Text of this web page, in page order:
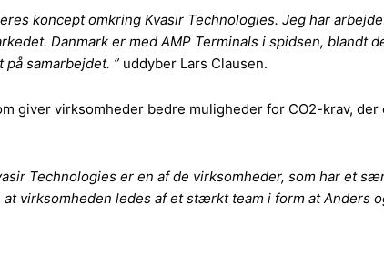
koncept omkring Kvasir Technologies. Jeg har
Danmark er med AMP Terminals i spidsen, blandt
samarbejdet. ” uddyber Lars Clausen.
giver virksomheder bedre muligheder for CO2-krav,
Technologies er en af de virksomheder, som har et
virksomheden ledes af et stærkt team i form at Anders